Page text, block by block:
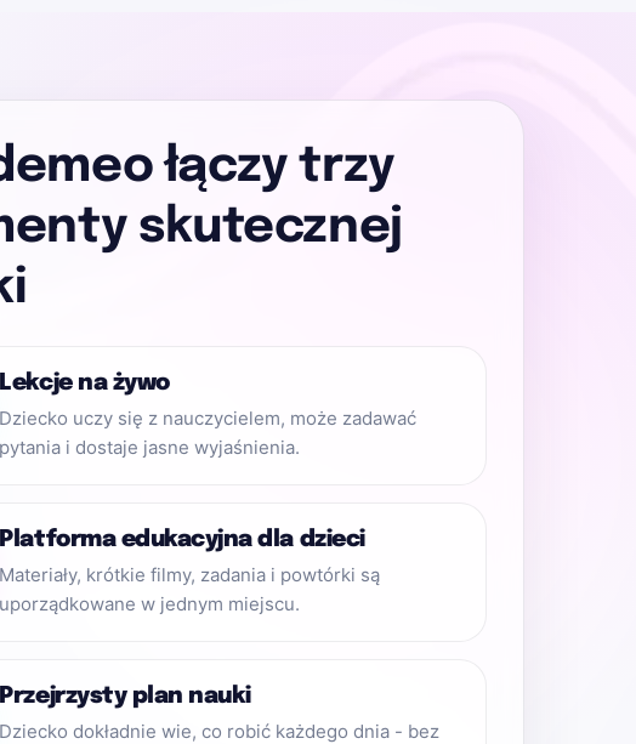
łączy trzy
skutecznej
Lekcje na żywo
Dziecko uczy się z nauczycielem, może zadawać
pytania i dostaje jasne wyjaśnienia.
Platforma edukacyjna dla dzieci
Materiały, krótkie filmy, zadania i powtórki są
uporządkowane w jednym miejscu.
Przejrzysty plan nauki
Dziecko dokładnie wie, co robić każdego dnia - bez